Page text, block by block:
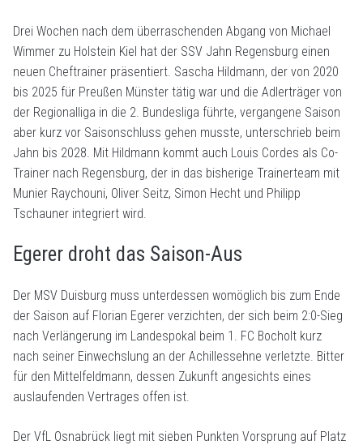
Drei Wochen nach dem überraschenden Abgang von Michael
Wimmer zu Holstein Kiel hat der SSV Jahn Regensburg einen
neuen Cheftrainer präsentiert. Sascha Hildmann, der von 2020
bis 2025 für Preußen Münster tätig war und die Adlerträger von
der Regionalliga in die 2. Bundesliga führte, vergangene Saison
aber kurz vor Saisonschluss gehen musste, unterschrieb beim
Jahn bis 2028. Mit Hildmann kommt auch Louis Cordes als Co-
Trainer nach Regensburg, der in das bisherige Trainerteam mit
Munier Raychouni, Oliver Seitz, Simon Hecht und Philipp
Tschauner integriert wird.
Egerer droht das Saison-Aus
Der MSV Duisburg muss unterdessen womöglich bis zum Ende
der Saison auf Florian Egerer verzichten, der sich beim 2:0-Sieg
nach Verlängerung im Landespokal beim 1. FC Bocholt kurz
nach seiner Einwechslung an der Achillessehne verletzte. Bitter
für den Mittelfeldmann, dessen Zukunft angesichts eines
auslaufenden Vertrages offen ist.
Der VfL Osnabrück liegt mit sieben Punkten Vorsprung auf Platz